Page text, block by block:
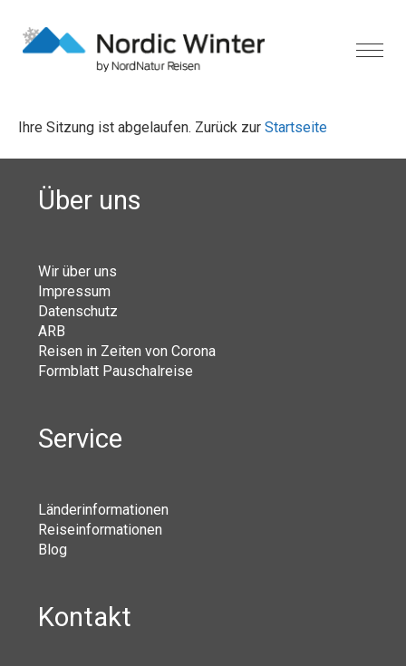
Ihre Sitzung ist abgelaufen. Zurück zur Startseite
Über uns
Wir über uns
Impressum
Datenschutz
ARB
Reisen in Zeiten von Corona
Formblatt Pauschalreise
Service
Länderinformationen
Reiseinformationen
Blog
Kontakt